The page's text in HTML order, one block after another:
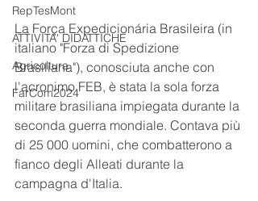
RepTesMont
ATTIVITA' DIDATTICHE
Agricoltura
FarCom2024
La Força Expedicionária Brasileira (in
italiano "Forza di Spedizione
Brasiliana"), conosciuta anche con
l'acronimo FEB, è stata la sola forza
militare brasiliana impiegata durante la
seconda guerra mondiale. Contava più
di 25 000 uomini, che combatterono a
fianco degli Alleati durante la
campagna d'Italia.